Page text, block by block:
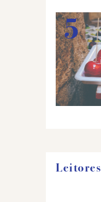
Leitores